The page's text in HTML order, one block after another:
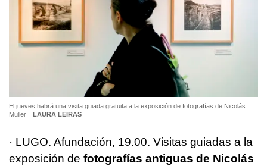
El jueves habrá una visita guiada gratuita a la exposición de fotografías de Nicolás
Muller
LAURA LEIRAS
· LUGO. Afundación, 19.00. Visitas guiadas a la
exposición de fotografías antiguas de Nicolás